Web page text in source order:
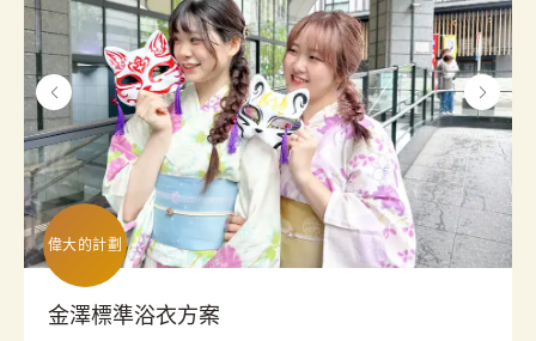
偉大的計劃
金澤標準浴衣方案